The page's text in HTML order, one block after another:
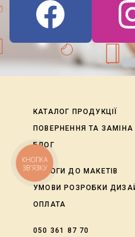
КАТАЛОГ ПРОДУКЦІЇ
ПОВЕРНЕННЯ ТА ЗАМІНА
БЛОГ
ВИМОГИ ДО МАКЕТІВ
УМОВИ РОЗРОБКИ
ОПЛАТА
050 361 87 70
КНОПКА
ЗВ'ЯЗКУ